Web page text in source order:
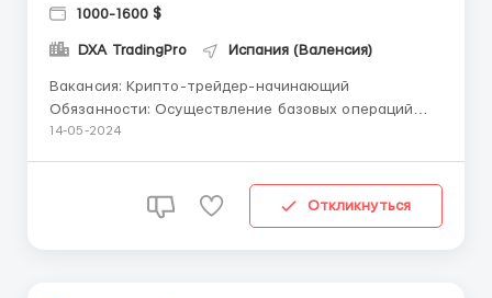
1000-1600 $
DXA TradingPro Испания (Валенсия)
Вакансия: Крипто-трейдер-начинающий
Обязанности: Осуществление базовых операций
покупки и продажи криптовалютных активов на
потенциальных трендов и возможностей для
14-05-2024
Откликнуться